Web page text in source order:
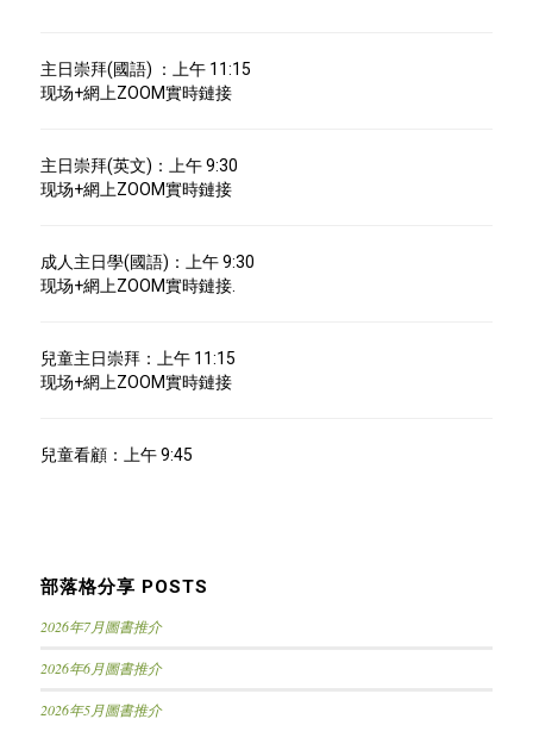
主日崇拜(國語) ：上午 11:15
现场+網上ZOOM實時鏈接
主日崇拜(英文)：上午 9:30
现场+網上ZOOM實時鏈接
成人主日學(國語)：上午 9:30
现场+網上ZOOM實時鏈接.
兒童主日崇拜：上午 11:15
现场+網上ZOOM實時鏈接
兒童看顧：上午 9:45
部落格分享 POSTS
2026年7月圖書推介
2026年6月圖書推介
2026年5月圖書推介